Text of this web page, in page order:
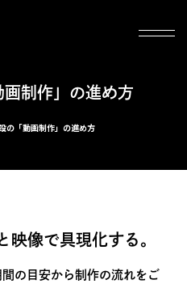
制作」の進め方
の「動画制作」の進め方
映像で具現化する。
の目安から制作の流れをご